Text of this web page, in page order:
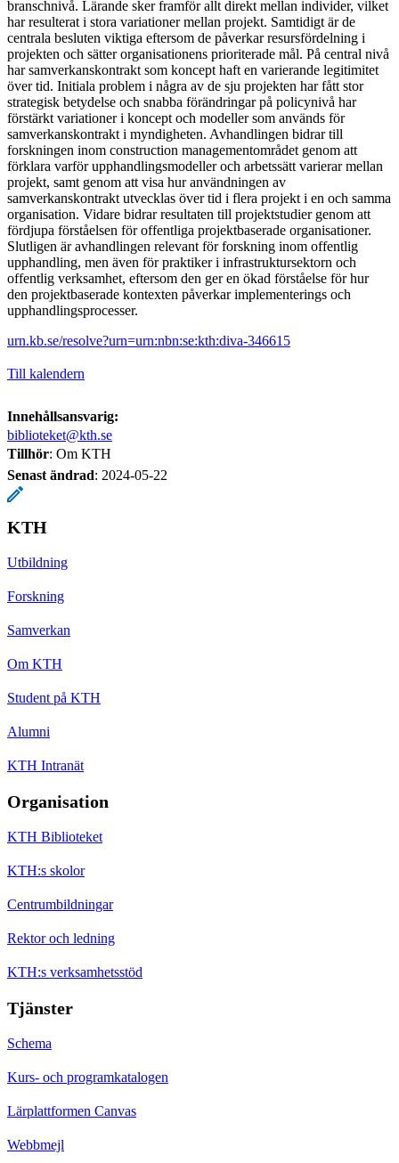
branschnivå. Lärande sker framför allt direkt mellan individer, vilket
har resulterat i stora variationer mellan projekt. Samtidigt är de
centrala besluten viktiga eftersom de påverkar resursfördelning i
projekten och sätter organisationens prioriterade mål. På central nivå
har samverkanskontrakt som koncept haft en varierande legitimitet
över tid. Initiala problem i några av de sju projekten har fått stor
strategisk betydelse och snabba förändringar på policynivå har
förstärkt variationer i koncept och modeller som används för
samverkanskontrakt i myndigheten. Avhandlingen bidrar till
forskningen inom construction managementområdet genom att
förklara varför upphandlingsmodeller och arbetssätt varierar mellan
projekt, samt genom att visa hur användningen av
samverkanskontrakt utvecklas över tid i flera projekt i en och samma
organisation. Vidare bidrar resultaten till projektstudier genom att
fördjupa förståelsen för offentliga projektbaserade organisationer.
Slutligen är avhandlingen relevant för forskning inom offentlig
upphandling, men även för praktiker i infrastruktursektorn och
offentlig verksamhet, eftersom den ger en ökad förståelse för hur
den projektbaserade kontexten påverkar implementerings och
upphandlingsprocesser.
urn.kb.se/resolve?urn=urn:nbn:se:kth:diva-346615
Till kalendern
Innehållsansvarig:
biblioteket@kth.se
Tillhör: Om KTH
Senast ändrad: 2024-05-22
KTH
Utbildning
Forskning
Samverkan
Om KTH
Student på KTH
Alumni
KTH Intranät
Organisation
KTH Biblioteket
KTH:s skolor
Centrumbildningar
Rektor och ledning
KTH:s verksamhetsstöd
Tjänster
Schema
Kurs- och programkatalogen
Lärplattformen Canvas
Webbmejl